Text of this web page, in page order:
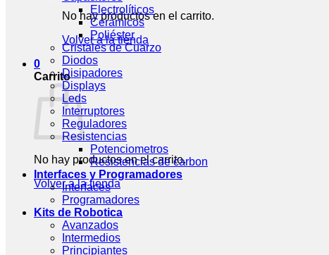
No hay productos en el carrito.
Volver a la tienda
0
Carrito
No hay productos en el carrito.
Volver a la tienda
Electrolíticos
Cerámicos
Poliéster
Cristales de Cuarzo
Diodos
Disipadores
Displays
Leds
Interruptores
Reguladores
Resistencias
Potenciometros
Resistencias de carbon
Interfaces y Programadores
Interfaces
Programadores
Kits de Robotica
Avanzados
Intermedios
Principiantes